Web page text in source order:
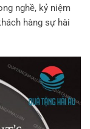
nghề, kỷ niệm
hàng sự hài